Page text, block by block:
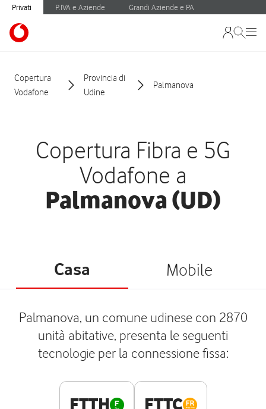
Privati P.IVA e Aziende Grandi Aziende e PA
Copertura
Vodafone
Provincia di
Udine
Palmanova
Copertura Fibra e 5G
Vodafone a
Palmanova (UD)
Casa Mobile
Palmanova, un comune udinese con 2870
unità abitative, presenta le seguenti
tecnologie per la connessione fissa:
FTTH FTTC